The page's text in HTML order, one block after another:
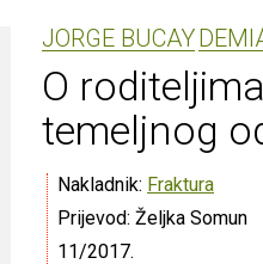
JORGE BUCAY
O
temeljnog
Nakladnik: Fraktura
Prijevod: Željka Somun
11/2017.